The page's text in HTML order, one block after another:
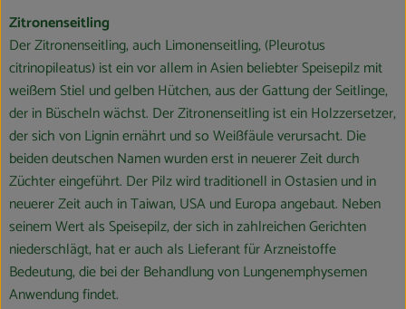
Zitronenseitling
Der Zitronenseitling, auch Limonenseitling, (Pleurotus
citrinopileatus) ist ein vor allem in Asien beliebter Speisepilz mit
weißem Stiel und gelben Hütchen, aus der Gattung der Seitlinge,
der in Büscheln wächst. Der Zitronenseitling ist ein Holzzersetzer,
der sich von Lignin ernährt und so Weißfäule verursacht. Die
beiden deutschen Namen wurden erst in neuerer Zeit durch
Züchter eingeführt. Der Pilz wird traditionell in Ostasien und in
neuerer Zeit auch in Taiwan, USA und Europa angebaut. Neben
seinem Wert als Speisepilz, der sich in zahlreichen Gerichten
niederschlägt, hat er auch als Lieferant für Arzneistoffe
Bedeutung, die bei der Behandlung von Lungenemphysemen
Anwendung findet.